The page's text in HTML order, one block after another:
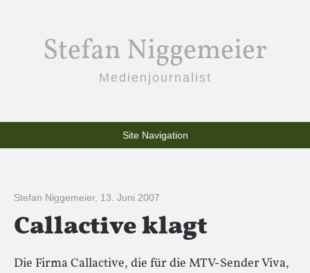
Stefan Niggemeier
Medienjournalist
Site Navigation
Stefan Niggemeier, 13. Juni 2007
Callactive klagt
Die Firma Callactive, die für die MTV-Sender Viva,